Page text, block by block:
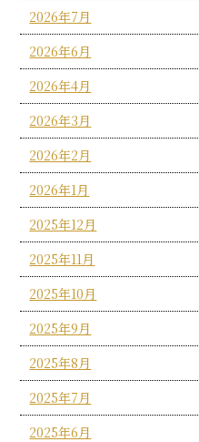
2026年7月
2026年6月
2026年4月
2026年3月
2026年2月
2026年1月
2025年12月
2025年11月
2025年10月
2025年9月
2025年8月
2025年7月
2025年6月